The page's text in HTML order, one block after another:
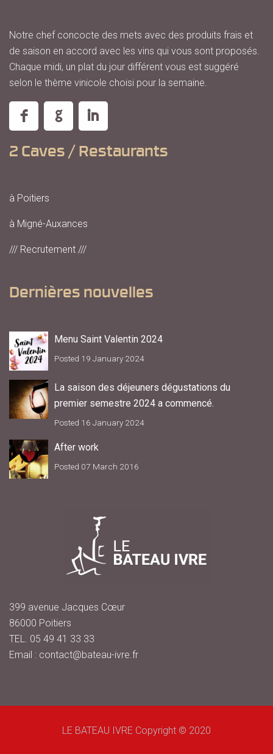
Notre chef concocte des mets avec des produits frais et
de saison en accord avec les vins qui vous sont proposés.
Chaque midi, un plat du jour différent vous est suggéré
selon le thème vinicole choisi pour la semaine.
2 Caves / Restaurants
à Poitiers
à Migné-Auxances
/// Recrutement ///
Dernières nouvelles
Menu Saint Valentin 2024
Posted 19 January 2024
La saison des déjeuners dégustations du
premier semestre 2024 a commencé.
Posted 16 January 2024
After work
Posted 07 March 2016
399 avenue Jacques Cœur
86000 Poitiers
TEL. 05 49 41 33 33
Email : contact@bateau-ivre.fr
LE BATEAU IVRE Copyright © 2020